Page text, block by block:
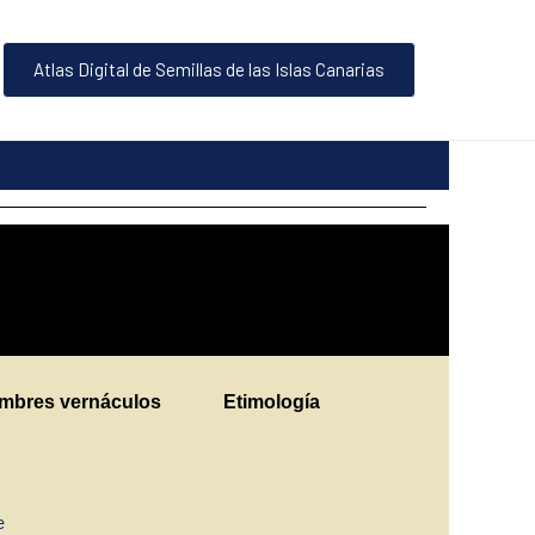
Atlas Digital de Semillas de las Islas Canarias
vernáculos Etimología